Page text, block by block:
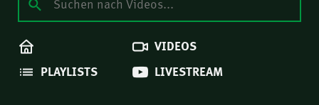
VIDEOS
PLAYLISTS
LIVESTREAM